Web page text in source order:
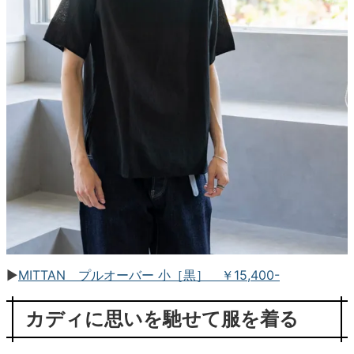
▶︎MITTAN プルオーバー 小［黒］ ￥15,400-
カディに思いを馳せて服を着る